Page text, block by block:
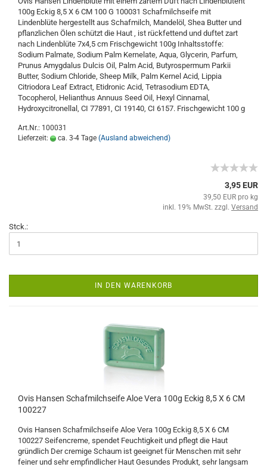
100g Eckig 8,5 X 6 CM 100 G 100031 Schafmilchseife mit
Lindenblüte hergestellt aus Schafmilch, Mandelöl, Shea Butter und
pflanzlichen Ölen schützt die Haut , ist rückfettend und duftet zart
nach Lindenblüte 7x4,5 cm Frischgewicht 100g Inhaltsstoffe:
Sodium Palmate, Sodium Palm Kernelate, Aqua, Glycerin, Parfum,
Prunus Amygdalus Dulcis Oil, Palm Acid, Butyrospermum Parkii
Butter, Sodium Chloride, Sheep Milk, Palm Kernel Acid, Lippia
Citriodora Leaf Extract, Etidronic Acid, Tetrasodium EDTA,
Tocopherol, Helianthus Annuus Seed Oil, Hexyl Cinnamal,
Hydroxycitronellal, CI 77891, CI 19140, CI 6157. Frischgewicht 100 g
Art.Nr.: 100031
Lieferzeit:
ca. 3-4 Tage (Ausland abweichend)
3,95 EUR
39,50 EUR pro kg
inkl. 19% MwSt. zzgl. Versand
Stck.:
IN DEN WARENKORB
Ovis Hansen Schafmilchseife Aloe Vera 100g Eckig 8,5 X 6 CM
100227
Ovis Hansen Schafmilchseife Aloe Vera 100g Eckig 8,5 X 6 CM
100227 Seifencreme, spendet Feuchtigkeit und pflegt die Haut
gründlich Der cremige Schaum ist geeignet für Menschen mit sehr
feiner und sehr empfindlicher Haut Gesundes Produkt, sehr langsam